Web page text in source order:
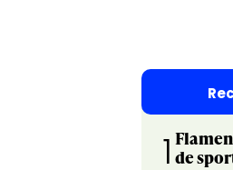
1 de